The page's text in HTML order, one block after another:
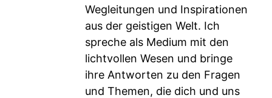
Wegleitungen und Inspirationen
aus der geistigen Welt. Ich
spreche als Medium mit den
lichtvollen Wesen und bringe
ihre Antworten zu den Fragen
und Themen, die dich und uns